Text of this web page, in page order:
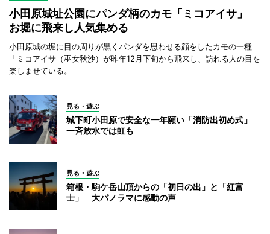
小田原城址公園にパンダ柄のカモ「ミコアイサ」
お堀に飛来し人気集める
小田原城の堀に目の周りが黒くパンダを思わせる顔をしたカモの一種
「ミコアイサ（巫女秋沙）が昨年12月下旬から飛来し、訪れる人の目を
楽しませている。
見る・遊ぶ
城下町小田原で安全な一年願い「消防出初め式」
一斉放水では虹も
見る・遊ぶ
箱根・駒ケ岳山頂からの「初日の出」と「紅富
士」 大パノラマに感動の声